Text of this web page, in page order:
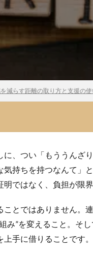
減らす距離の取り方と支援の
に、つい「もううんざ
持ちを持つなんて」
ではなく、負担が限
とではありません。
み”を変えること。そ
手に借りることです。